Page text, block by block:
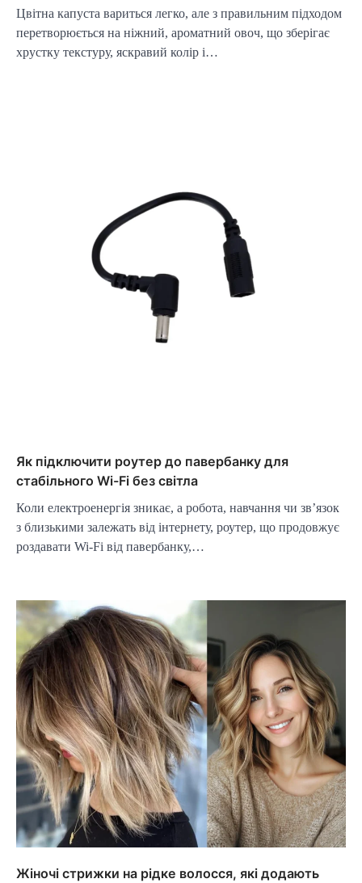
Цвітна капуста вариться легко, але з правильним підходом
перетворюється на ніжний, ароматний овоч, що зберігає
хрустку текстуру, яскравий колір і…
Як підключити роутер до павербанку для
стабільного Wi-Fi без світла
Коли електроенергія зникає, а робота, навчання чи зв’язок
з близькими залежать від інтернету, роутер, що продовжує
роздавати Wi-Fi від павербанку,…
Жіночі стрижки на рідке волосся, які додають